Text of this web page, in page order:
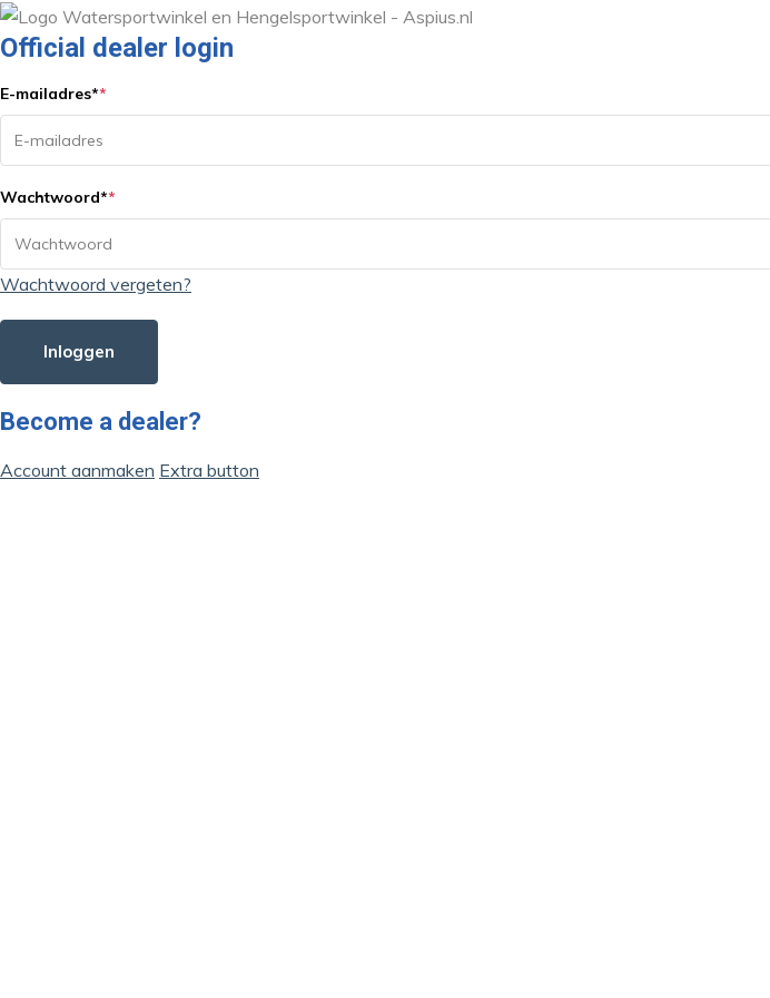
Official dealer login
E-mailadres**
Wachtwoord**
Wachtwoord vergeten?
Inloggen
Become a dealer?
Account aanmaken Extra button